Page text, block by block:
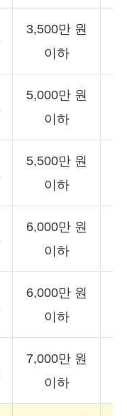
3,500만 원
이하
5,000만 원
이하
5,500만 원
이하
6,000만 원
이하
6,000만 원
이하
7,000만 원
이하